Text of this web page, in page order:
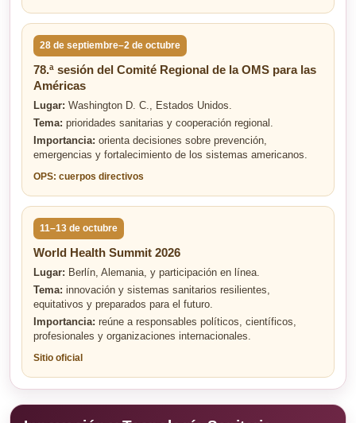
28 de septiembre–2 de octubre
78.ª sesión del Comité Regional de la OMS para las
Américas
Lugar: Washington D. C., Estados Unidos.
Tema: prioridades sanitarias y cooperación regional.
Importancia: orienta decisiones sobre prevención,
emergencias y fortalecimiento de los sistemas americanos.
OPS: cuerpos directivos
11–13 de octubre
World Health Summit 2026
Lugar: Berlín, Alemania, y participación en línea.
Tema: innovación y sistemas sanitarios resilientes,
equitativos y preparados para el futuro.
Importancia: reúne a responsables políticos, científicos,
profesionales y organizaciones internacionales.
Sitio oficial